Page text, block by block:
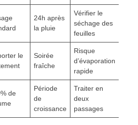
24h après
la pluie
Vérifier le
séchage des
feuilles
le
Soirée
fraîche
Risque
d’évaporation
rapide
de
Période
de
croissance
Traiter en
deux
passages